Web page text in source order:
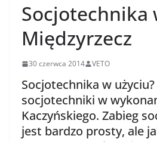
Socjotechnika
Międzyrzecz
30 czerwca 2014 VETO
Socjotechnika w użyciu?
socjotechniki w
Kaczyńskiego. Zabieg
jest bardzo prosty, ale